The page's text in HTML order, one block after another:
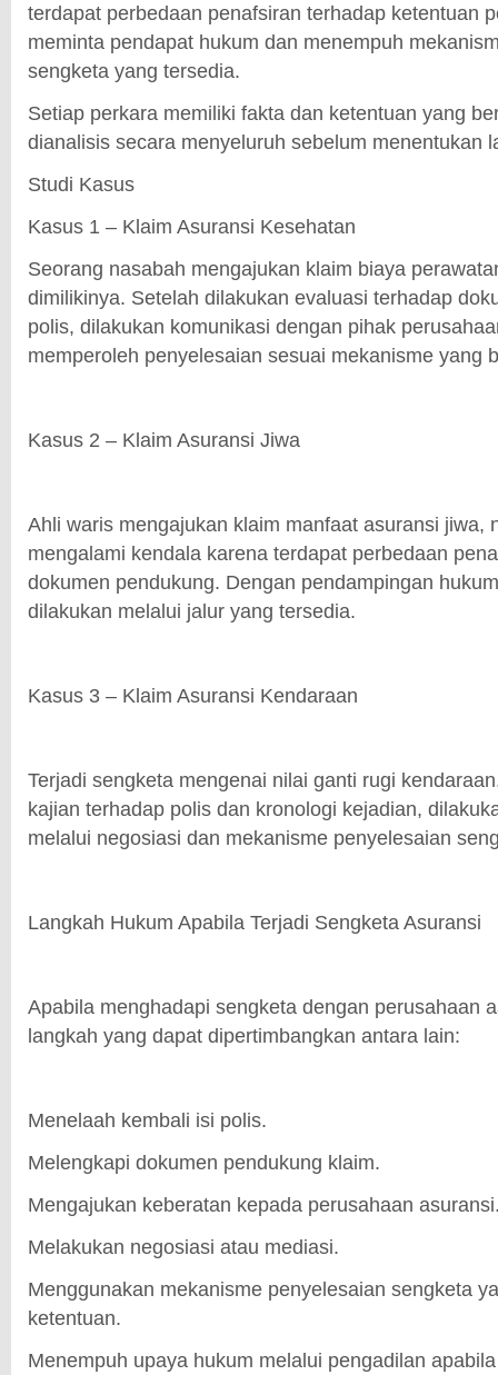
terdapat perbedaan penafsiran terhadap ketentuan
meminta pendapat hukum dan menempuh
sengketa yang tersedia.
Setiap perkara memiliki fakta dan ketentuan yang
dianalisis secara menyeluruh sebelum menentukan
Studi Kasus
Kasus 1 – Klaim Asuransi Kesehatan
Seorang nasabah mengajukan klaim biaya
dimilikinya. Setelah dilakukan evaluasi terhadap
polis, dilakukan komunikasi dengan pihak
memperoleh penyelesaian sesuai mekanisme yang
Kasus 2 – Klaim Asuransi Jiwa
Ahli waris mengajukan klaim manfaat asuransi jiwa,
mengalami kendala karena terdapat perbedaan
dokumen pendukung. Dengan pendampingan
dilakukan melalui jalur yang tersedia.
Kasus 3 – Klaim Asuransi Kendaraan
Terjadi sengketa mengenai nilai ganti rugi
kajian terhadap polis dan kronologi kejadian,
melalui negosiasi dan mekanisme penyelesaian
Langkah Hukum Apabila Terjadi Sengketa Asuransi
Apabila menghadapi sengketa dengan perusahaan
langkah yang dapat dipertimbangkan antara lain:
Menelaah kembali isi polis.
Melengkapi dokumen pendukung klaim.
Mengajukan keberatan kepada perusahaan
Melakukan negosiasi atau mediasi.
Menggunakan mekanisme penyelesaian sengketa
ketentuan.
Menempuh upaya hukum melalui pengadilan